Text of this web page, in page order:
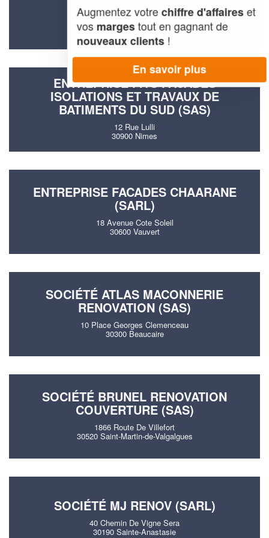
127 Chemin D'aujargues
30250 Villevieille
ENTREPRISE FITS FACADES
ISOLATIONS ET TRAVAUX DE
BATIMENTS DU SUD (SAS)
12 Rue Lulli
30900 Nimes
ENTREPRISE FACADES CHAARANE
(SARL)
18 Avenue Cote Soleil
30600 Vauvert
SOCIÉTÉ ATLAS MACONNERIE
RENOVATION (SAS)
10 Place Georges Clemenceau
30300 Beaucaire
SOCIÉTÉ BRUNEL RENOVATION
COUVERTURE (SAS)
1866 Route De Villefort
30520 Saint-Martin-de-Valgalgues
SOCIÉTÉ MJ RENOV (SARL)
40 Chemin De Vigne Sera
30190 Sainte-Anastasie
Augmentez votrechiffre d'affaireset
vos margestout en gagnant de
nouveaux clients!
En savoir plus